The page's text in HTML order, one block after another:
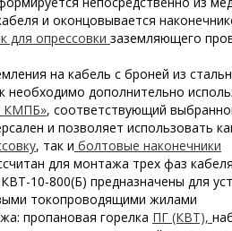
и оконцовывается
для опрессовки заземляющего
на кабель с броней из
необходимо дополнительно
КМПБ», соответствующий
и позволяет использовать
, так и болтовые наконечники
для монтажа трех фаз кабеля
10-800(Б) предназначены для
токопроводящими жилами
пропановая горелка ПГ (КВТ),